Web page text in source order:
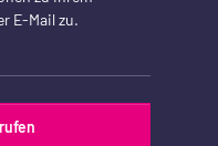
E-Mail zu.